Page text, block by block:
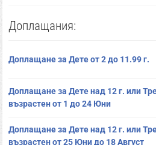
Доплащания:
Доплащане за Дете от 2 до 11.99 г.
Доплащане за Дете над 12 г. или
възрастен от 1 до 24 Юни
Доплащане за Дете над 12 г. или
възрастен от 25 Юни до 18 Август